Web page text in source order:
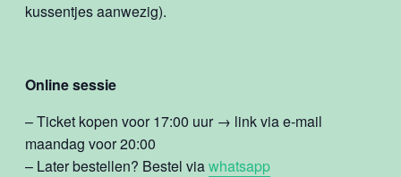
kussentjes aanwezig).
Online sessie
– Ticket kopen voor 17:00 uur → link via e-mail
maandag voor 20:00
– Later bestellen? Bestel viawhatsapp